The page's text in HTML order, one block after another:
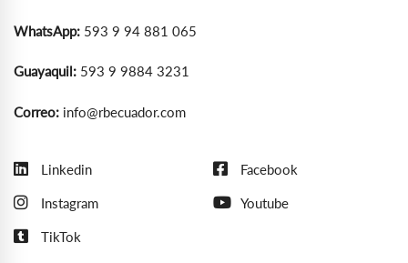
WhatsApp: 593 9 94 881 065
Guayaquil: 593 9 9884 3231
Correo: info@rbecuador.com
Linkedin Facebook
Instagram Youtube
TikTok